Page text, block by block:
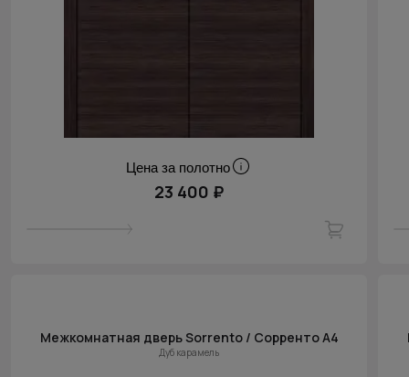
Цена за полотно
23 400 ₽
Межкомнатная дверь Sorrento / Сорренто А4
Дуб карамель